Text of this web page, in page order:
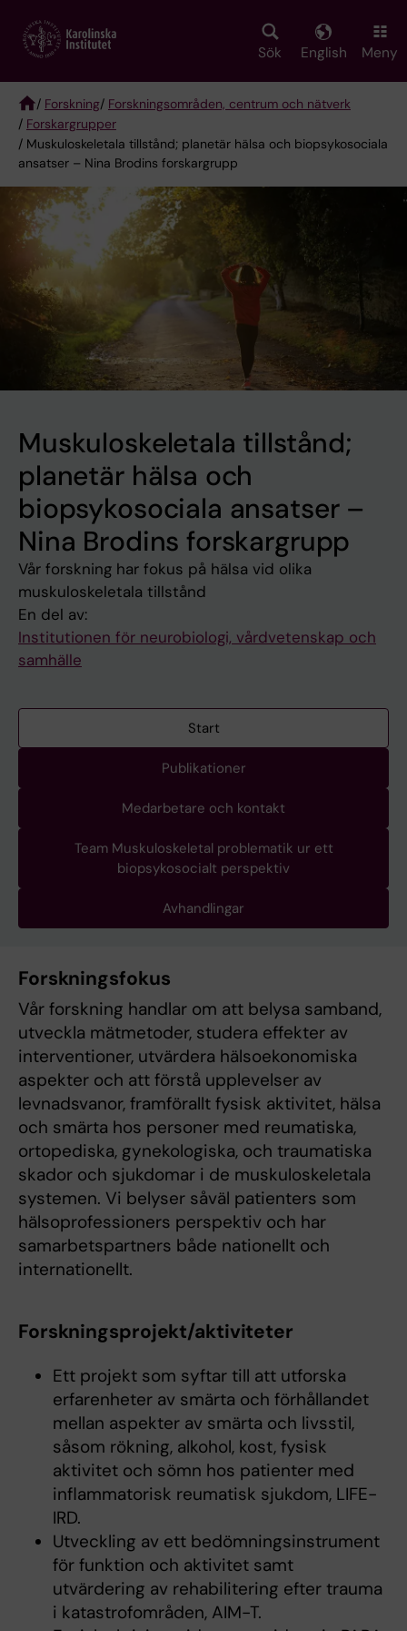
main
Sök English Meny
Breadcrumb
/ Forskning/ Forskningsområden, centrum och nätverk
/ Forskargrupper
/ Muskuloskeletala tillstånd; planetär hälsa och biopsykosociala
ansatser – Nina Brodins forskargrupp
Muskuloskeletala tillstånd;
planetär hälsa och
biopsykosociala ansatser –
Nina Brodins forskargrupp
Vår forskning har fokus på hälsa vid olika
muskuloskeletala tillstånd
En del av:
Institutionen för neurobiologi, vårdvetenskap och
samhälle
Start
Publikationer
Medarbetare och kontakt
Team Muskuloskeletal problematik ur ett
biopsykosocialt perspektiv
Avhandlingar
Forskningsfokus
Vår forskning handlar om att belysa samband,
utveckla mätmetoder, studera effekter av
interventioner, utvärdera hälsoekonomiska
aspekter och att förstå upplevelser av
levnadsvanor, framförallt fysisk aktivitet, hälsa
och smärta hos personer med reumatiska,
ortopediska, gynekologiska, och traumatiska
skador och sjukdomar i de muskuloskeletala
systemen. Vi belyser såväl patienters som
hälsoprofessioners perspektiv och har
samarbetspartners både nationellt och
internationellt.
Forskningsprojekt/aktiviteter
Ett projekt som syftar till att utforska
erfarenheter av smärta och förhållandet
mellan aspekter av smärta och livsstil,
såsom rökning, alkohol, kost, fysisk
aktivitet och sömn hos patienter med
inflammatorisk reumatisk sjukdom, LIFE-
IRD.
Utveckling av ett bedömningsinstrument
för funktion och aktivitet samt
utvärdering av rehabilitering efter trauma
i katastrofområden, AIM-T.